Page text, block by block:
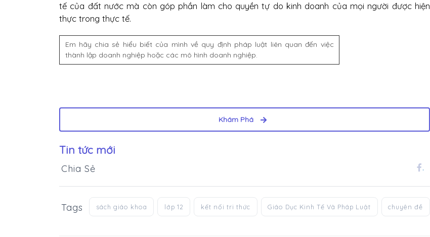
tế của đất nước mà còn góp phần làm cho quyền tự do kinh doanh của mọi người được hiện
thực trong thực tế.
Em hãy chia sẻ hiểu biết của mình về quy định pháp luật liên quan đến việc
thành lập doanh nghiệp hoặc các mô hình doanh nghiệp.
Khám Phá
Tin tức mới
Chia Sẻ .
Tags sách giáo khoa lớp 12 kết nối tri thức Giáo Dục Kinh Tế Và Pháp Luật chuyên đề